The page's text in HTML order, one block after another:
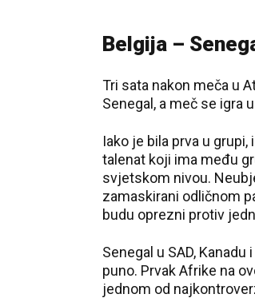
Belgija –
Tri sata nakon meča u
Senegal, a meč se igra
Iako je bila prva u
talenat koji ima među
svjetskom nivou.
zamaskirani odličnom
budu oprezni protiv
Senegal u SAD,
puno. Prvak Afrike na
jednom od